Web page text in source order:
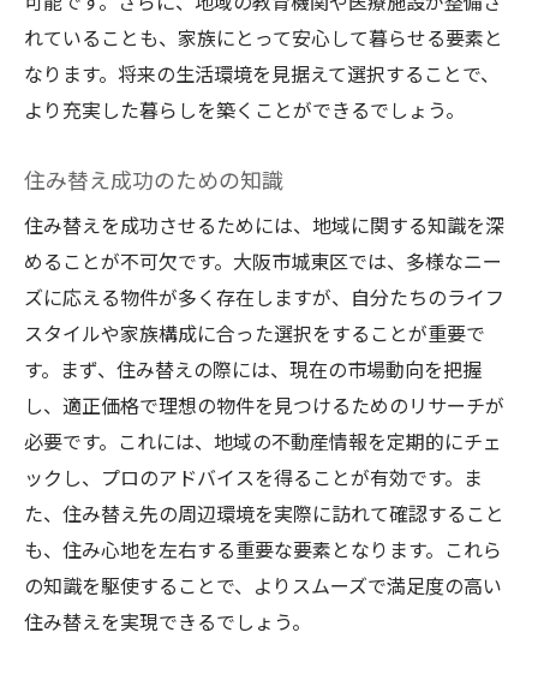
れていることも、家族にとって安心して暮らせる要素と
なります。将来の生活環境を見据えて選択することで、
より充実した暮らしを築くことができるでしょう。
住み替え成功のための知識
住み替えを成功させるためには、地域に関する知識を深
めることが不可欠です。大阪市城東区では、多様なニー
ズに応える物件が多く存在しますが、自分たちのライフ
スタイルや家族構成に合った選択をすることが重要で
す。まず、住み替えの際には、現在の市場動向を把握
し、適正価格で理想の物件を見つけるためのリサーチが
必要です。これには、地域の不動産情報を定期的にチェ
ックし、プロのアドバイスを得ることが有効です。ま
た、住み替え先の周辺環境を実際に訪れて確認すること
も、住み心地を左右する重要な要素となります。これら
の知識を駆使することで、よりスムーズで満足度の高い
住み替えを実現できるでしょう。